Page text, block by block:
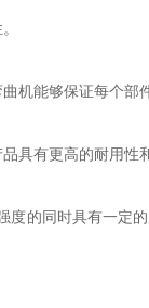
能够保证每个部
具有更高的耐用性
的同时具有一定